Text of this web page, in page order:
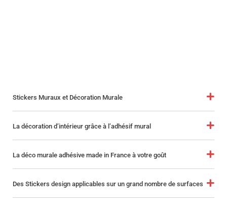
Stickers Muraux et Décoration Murale
La décoration d’intérieur grâce à l’adhésif mural
La déco murale adhésive made in France à votre goût
Des Stickers design applicables sur un grand nombre de surfaces